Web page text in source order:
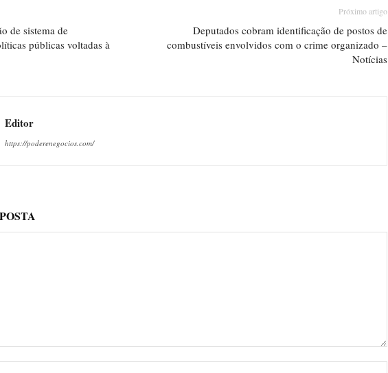
de sistema de
públicas voltadas à
Próximo artigo
Deputados cobram identificação de postos de
combustíveis envolvidos com o crime organizado –
Notícias
Editor
https://poderenegocios.com/